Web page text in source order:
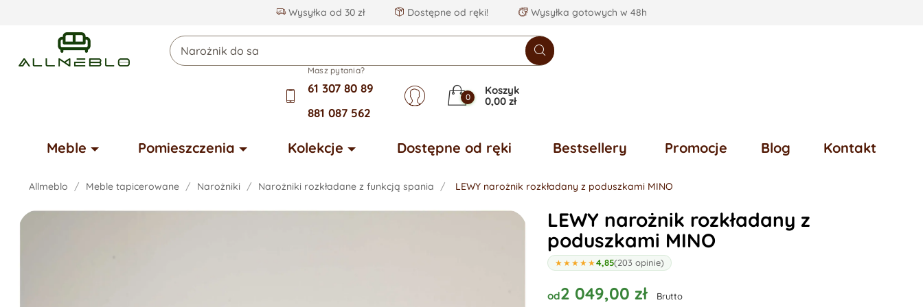
Wysyłka od 30 zł Dostępne od ręki! Wysyłka gotowych w 48h
Masz pytania?
61 307 80 89
881 087 562
0
Koszyk
0,00 zł
Meble Pomieszczenia Kolekcje Dostępne od ręki Bestsellery Promocje Blog Kontakt
Allmeblo Meble tapicerowane Narożniki Narożniki rozkładane z funkcją spania LEWY narożnik rozkładany z poduszkami MINO
LEWY narożnik rozkładany z
poduszkami MINO
★★★★★4,85(203 opinie)
od2 049,00 zł Brutto